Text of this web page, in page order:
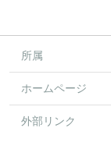
所属
ホームページ
外部リンク